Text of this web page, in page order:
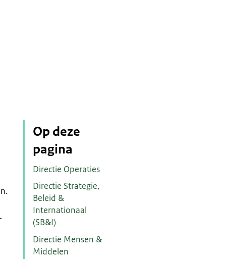
Op deze
pagina
Directie Operaties
Directie Strategie,
Beleid &
Internationaal
(SB&I)
Directie Mensen &
Middelen